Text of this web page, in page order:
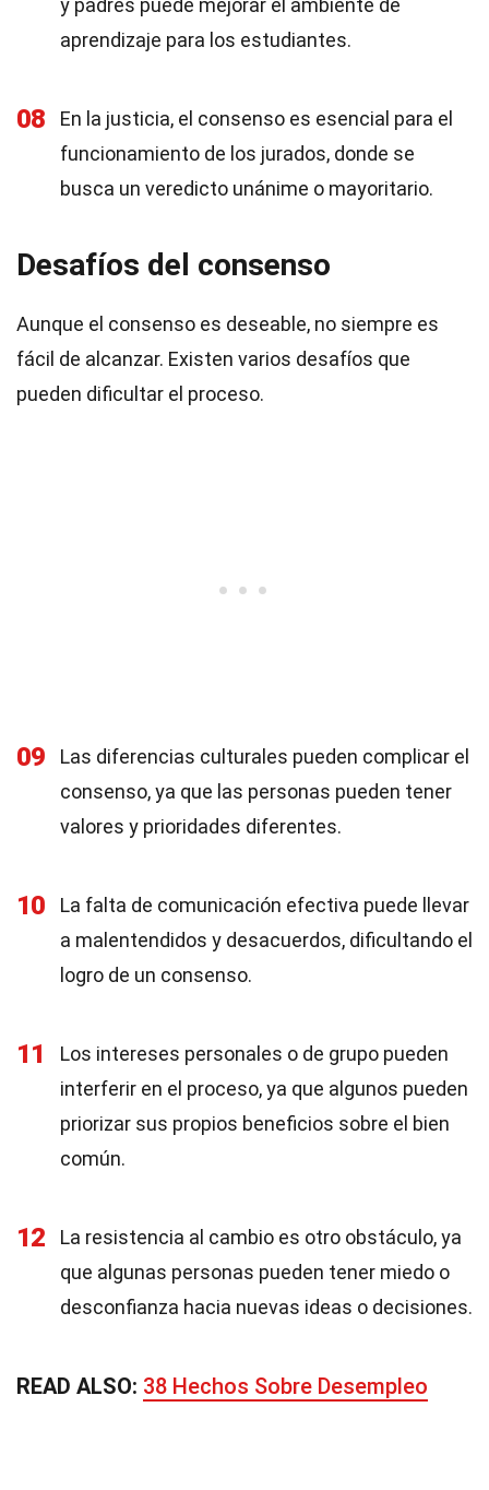
y padres puede mejorar el ambiente de
aprendizaje para los estudiantes.
08
En la justicia, el consenso es esencial para el
funcionamiento de los jurados, donde se
busca un veredicto unánime o mayoritario.
Desafíos del consenso
Aunque el consenso es deseable, no siempre es
fácil de alcanzar. Existen varios desafíos que
pueden dificultar el proceso.
09
Las diferencias culturales pueden complicar el
consenso, ya que las personas pueden tener
valores y prioridades diferentes.
10
La falta de comunicación efectiva puede llevar
a malentendidos y desacuerdos, dificultando el
logro de un consenso.
11
Los intereses personales o de grupo pueden
interferir en el proceso, ya que algunos pueden
priorizar sus propios beneficios sobre el bien
común.
12
La resistencia al cambio es otro obstáculo, ya
que algunas personas pueden tener miedo o
desconfianza hacia nuevas ideas o decisiones.
READ ALSO: 38 Hechos Sobre Desempleo